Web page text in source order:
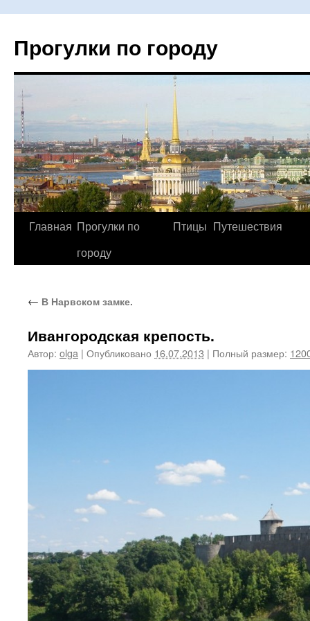
Прогулки по городу
Перейти
Главная Прогулки по
городу
Птицы Путешествия
← В Нарвском замке.
Ивангородская крепость.
Автор: olga | Опубликовано 16.07.2013 | Полный размер: